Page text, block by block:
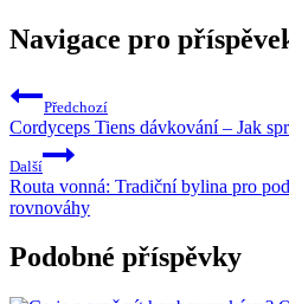
Navigace pro
Předchozí
Cordyceps Tiens dávkování – Jak
Další
Routa vonná: Tradiční bylina pro
rovnováhy
Podobné příspěvky